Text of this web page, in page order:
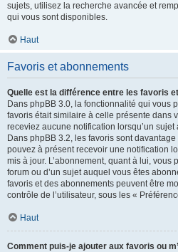
sujets, utilisez la recherche avancée et
qui vous sont disponibles.
Haut
Favoris et abonnements
Quelle est la différence entre les favoris
Dans phpBB 3.0, la fonctionnalité qui vous
favoris était similaire à celle présente dans
receviez aucune notification lorsqu’un
Dans phpBB 3.2, les favoris sont
pouvez à présent recevoir une notification
mis à jour. L’abonnement, quant à lui, vous
forum ou d’un sujet auquel vous êtes
favoris et des abonnements peuvent être
contrôle de l’utilisateur, sous les «
Haut
Comment puis-je ajouter aux favoris ou